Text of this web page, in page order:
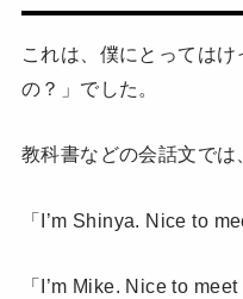
これは、僕にとっては
の？」でした。
教科書などの会話文では
「I’m Shinya. Nice to
「I’m Mike. Nice to meet